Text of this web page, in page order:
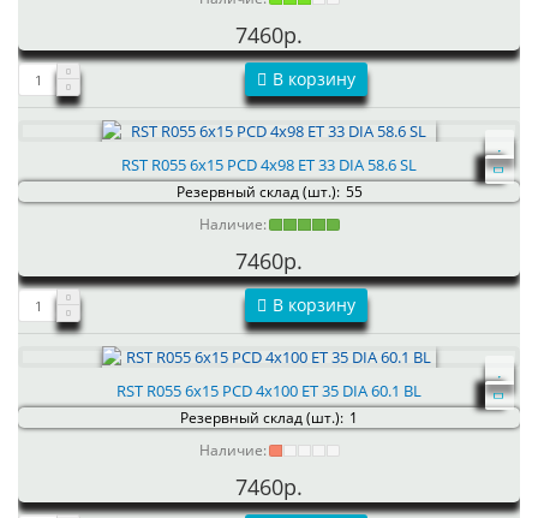
7460р.
В корзину
RST R055 6x15 PCD 4x98 ET 33 DIA 58.6 SL
Резервный склад (шт.): 55
Наличие:
7460р.
В корзину
RST R055 6x15 PCD 4x100 ET 35 DIA 60.1 BL
Резервный склад (шт.): 1
Наличие:
7460р.